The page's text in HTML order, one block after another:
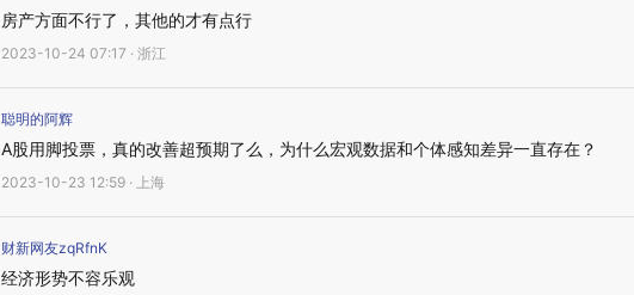
房产方面不行了，其他的才有点行
2023-10-24 07:17 · 浙江
聪明的阿辉
A股用脚投票，真的改善超预期了么，为什么宏观数据和个体感知差异一直存在？
2023-10-23 12:59 · 上海
财新网友zqRfnK
经济形势不容乐观